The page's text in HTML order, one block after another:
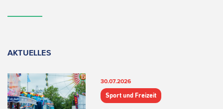
AKTUELLES
30.07.2026
Sport und Freizeit